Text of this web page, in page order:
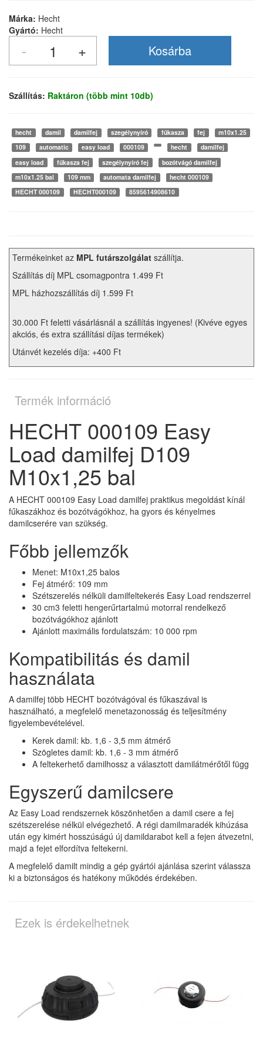
Márka: Hecht
Gyártó: Hecht
Szállítás: Raktáron (több mint 10db)
hecht damil damilfej szegélynyíró fűkasza fej
m10x1.25
109
automatic easy load 000109 hecht
damilfej
easy load
fűkasza fej szegélynyíró fej
bozótvágó damilfej
m10x1.25 bal
109 mm automata damilfej
hecht 000109
HECHT 000109
HECHT000109 8595614908610
Termékeinket az MPL futárszolgálat szállítja.
Szállítás díj MPL csomagpontra 1.499 Ft
MPL házhozszállítás díj 1.599 Ft
30.000 Ft feletti vásárlásnál a szállítás ingyenes! (Kivéve egyes
akciós, és extra szállítási díjas termékek)
Utánvét kezelés díja: +400 Ft
Termék információ
HECHT 000109 Easy
Load damilfej D109
M10x1,25 bal
A HECHT 000109 Easy Load damilfej praktikus megoldást kínál
fűkaszákhoz és bozótvágókhoz, ha gyors és kényelmes
damilcserére van szükség.
Főbb jellemzők
Menet: M10x1,25 balos
Fej átmérő: 109 mm
Szétszerelés nélküli damilfeltekerés Easy Load rendszerrel
30 cm3 feletti hengerűrtartalmú motorral rendelkező
bozótvágókhoz ajánlott
Ajánlott maximális fordulatszám: 10 000 rpm
Kompatibilitás és damil
használata
A damilfej több HECHT bozótvágóval és fűkaszával is
használható, a megfelelő menetazonosság és teljesítmény
figyelembevételével.
Kerek damil: kb. 1,6 - 3,5 mm átmérő
Szögletes damil: kb. 1,6 - 3 mm átmérő
A feltekerhető damilhossz a választott damilátmérőtől függ
Egyszerű damilcsere
Az Easy Load rendszernek köszönhetően a damil csere a fej
szétszerelése nélkül elvégezhető. A régi damilmaradék kihúzása
után egy kimért hosszúságú új damildarabot kell a fejen átvezetni,
majd a fejet elfordítva feltekerni.
A megfelelő damilt mindig a gép gyártói ajánlása szerint válassza
ki a biztonságos és hatékony működés érdekében.
Ezek is érdekelhetnek